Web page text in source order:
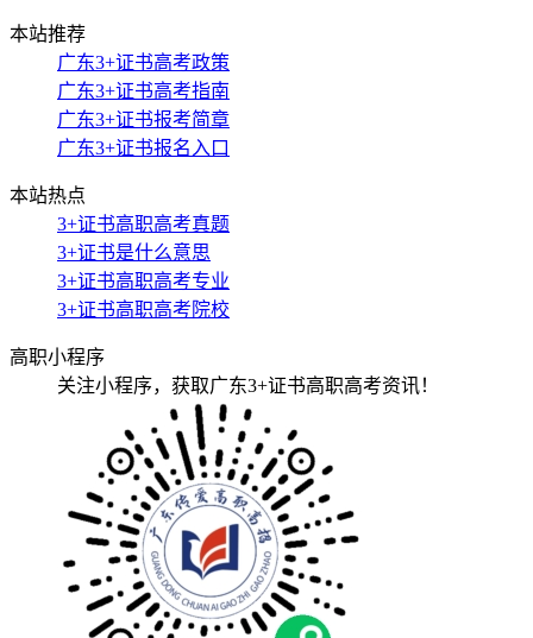
本站推荐
广东3+证书高考政策
广东3+证书高考指南
广东3+证书报考简章
广东3+证书报名入口
本站热点
3+证书高职高考真题
3+证书是什么意思
3+证书高职高考专业
3+证书高职高考院校
高职小程序
关注小程序，获取广东3+证书高职高考资讯！